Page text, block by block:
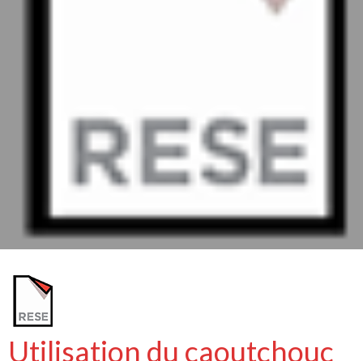
Utilisation du caoutchouc